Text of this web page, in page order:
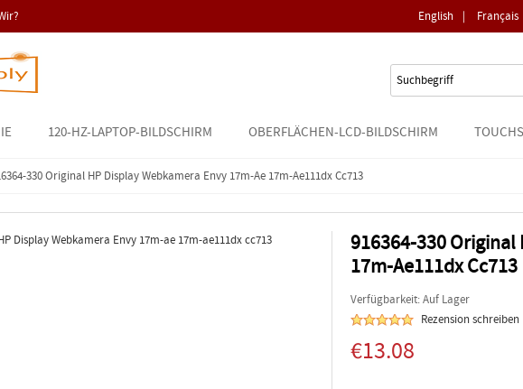
English | Français
120-HZ-LAPTOP-BILDSCHIRM OBERFLÄCHEN-LCD-BILDSCHIRM
330 Original HP Display Webkamera Envy 17m-Ae 17m-Ae111dx Cc713
916364-330 Original
17m-Ae111dx Cc713
Verfügbarkeit: Auf Lager
Rezension schreiben
€13.08